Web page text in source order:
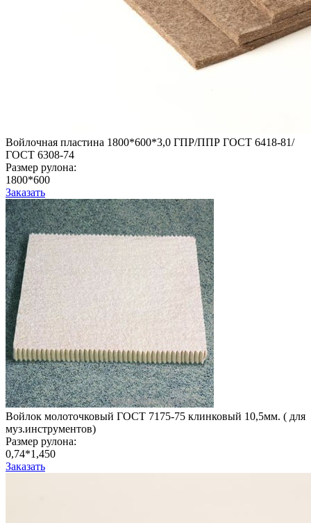
Войлочная пластина 1800*600*3,0 ГПР/ППР ГОСТ 6418-81/
ГОСТ 6308-74
Размер рулона:
1800*600
Заказать
Войлок молоточковый ГОСТ 7175-75 клинковый 10,5мм. ( для
муз.инструментов)
Размер рулона:
0,74*1,450
Заказать